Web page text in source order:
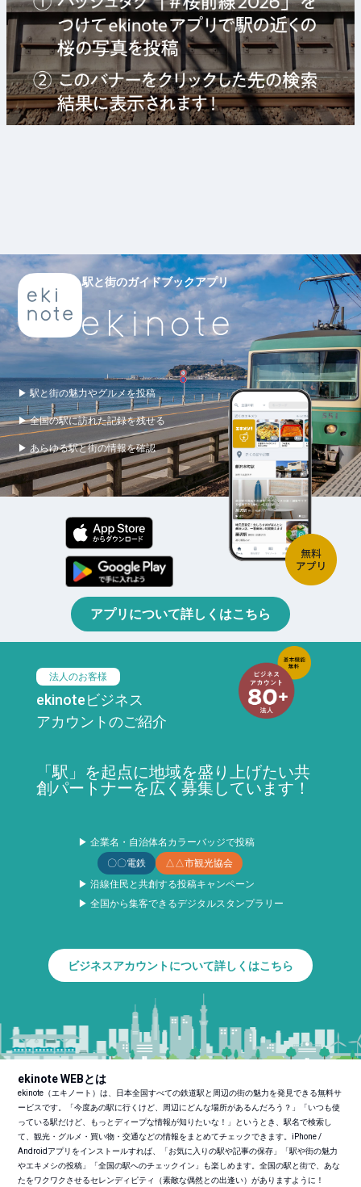
駅と街のガイドブックアプリ
▶ 駅と街の魅力やグルメを投稿
▶ 全国の駅に訪れた記録を残せる
▶ あらゆる駅と街の情報を確認
アプリについて詳しくはこちら
法人のお客様
ekinoteビジネス
アカウントのご紹介
「駅」を起点に地域を盛り上げたい共
創パートナーを広く募集しています！
▶ 企業名・自治体名カラーバッジで投稿
〇〇電鉄
△△市観光協会
▶ 沿線住民と共創する投稿キャンペーン
▶ 全国から集客できるデジタルスタンプラリー
ビジネスアカウントについて詳しくはこちら
ekinote WEBとは
ekinote（エキノート）は、日本全国すべての鉄道駅と周辺の街の魅力を発見できる無料サ
ービスです。「今度あの駅に行くけど、周辺にどんな場所があるんだろう？」「いつも使
っている駅だけど、もっとディープな情報が知りたいな！」というとき、駅名で検索し
て、観光・グルメ・買い物・交通などの情報をまとめてチェックできます。iPhone /
Androidアプリをインストールすれば、「お気に入りの駅や記事の保存」「駅や街の魅力
やエキメシの投稿」「全国の駅へのチェックイン」も楽しめます。全国の駅と街で、あな
たをワクワクさせるセレンディピティ（素敵な偶然との出逢い）がありますように！